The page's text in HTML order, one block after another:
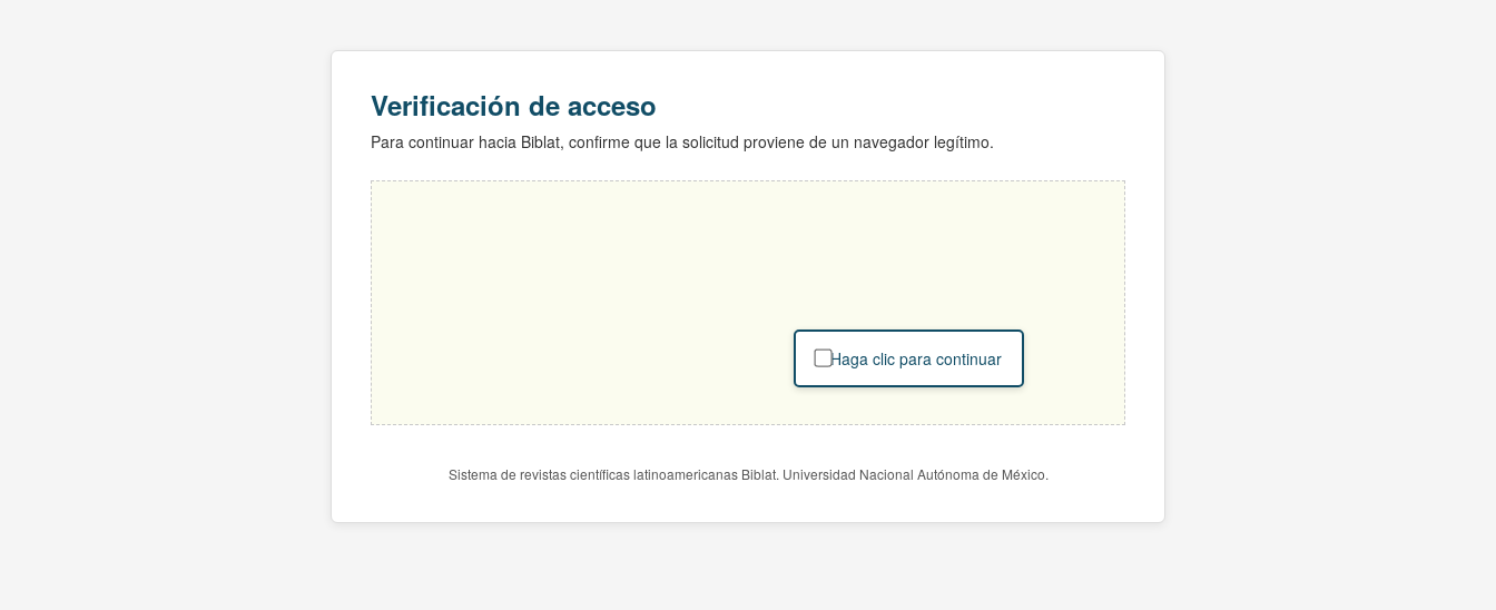
Verificación de acceso
Para continuar hacia Biblat, confirme que la solicitud proviene de un navegador legítimo.
Haga clic para continuar
Sistema de revistas científicas latinoamericanas Biblat. Universidad Nacional Autónoma de México.